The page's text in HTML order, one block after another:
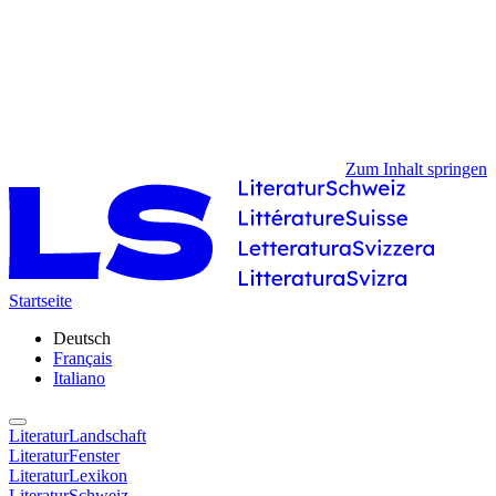
Zum Inhalt springen
Startseite
Deutsch
Français
Italiano
LiteraturLandschaft
LiteraturFenster
LiteraturLexikon